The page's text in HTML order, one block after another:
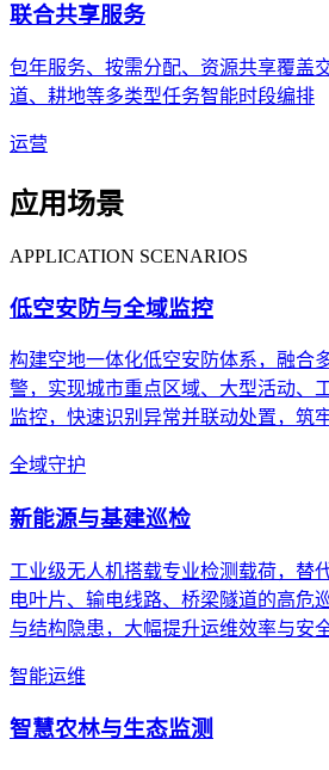
联合共享服务
包年服务、按需分配、资源共享覆盖
道、耕地等多类型任务智能时段编排
运营
应用场景
APPLICATION SCENARIOS
低空安防与全域监控
构建空地一体化低空安防体系，融合
警，实现城市重点区域、大型活动、
监控，快速识别异常并联动处置，筑
全域守护
新能源与基建巡检
工业级无人机搭载专业检测载荷，替
电叶片、输电线路、桥梁隧道的高危
与结构隐患，大幅提升运维效率与安
智能运维
智慧农林与生态监测